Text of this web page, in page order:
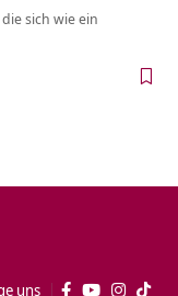
sich wie ein
uns